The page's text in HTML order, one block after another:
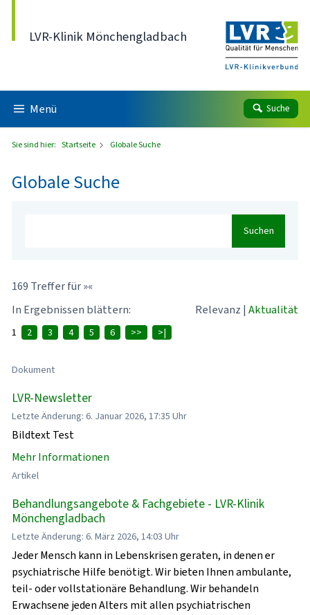
LVR-Klinik Mönchengladbach
Menü Suche
Sie sind hier: Startseite Globale Suche
Globale Suche
Suchen
169 Treffer für »«
In Ergebnissen blättern:
Relevanz | Aktualität
1 2 3 4 5 6 >> >|
Dokument
LVR-Newsletter
Letzte Änderung: 6. Januar 2026, 17:35 Uhr
Bildtext Test
Mehr Informationen
Artikel
Behandlungsangebote & Fachgebiete - LVR-Klinik
Mönchengladbach
Letzte Änderung: 6. März 2026, 14:03 Uhr
Jeder Mensch kann in Lebenskrisen geraten, in denen er
psychiatrische Hilfe benötigt. Wir bieten Ihnen ambulante,
teil- oder vollstationäre Behandlung. Wir behandeln
Erwachsene jeden Alters mit allen psychiatrischen